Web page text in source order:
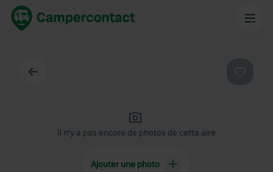
Il n'y a pas encore de photos de cette aire
Ajouter une photo